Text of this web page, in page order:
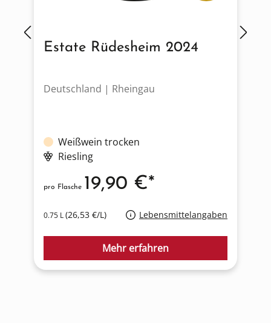
Estate Rüdesheim 2024
Deutschland | Rheingau
Weißwein trocken
Riesling
0.75 L(26,53 €/L) Lebensmittelangaben
pro Flasche 19,90 €*
Mehr erfahren